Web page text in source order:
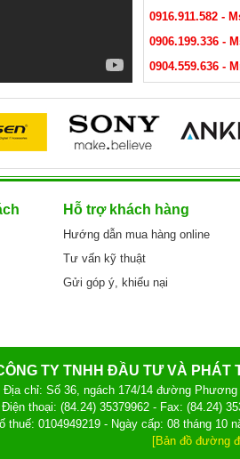
0916.911.582 -
0906.199.336 -
0904.559.636 -
Hỗ trợ khách hàng
Hướng dẫn mua hàng online
Tư vấn kỹ thuật
Gửi góp ý, khiếu nại
TY TNHH ĐẦU TƯ VÀ PHÁT
Địa chỉ: Số 36, ngách 174/14 đường
Điện thoại: (84.24) 35379962 - Fax: (84.24)
thuế: 0104949219 - Ngày cấp: 08 tháng
[Bản đồ đường